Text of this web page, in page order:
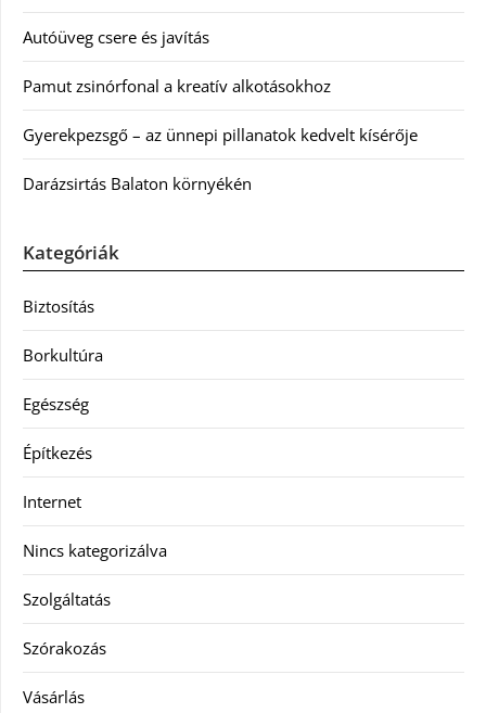
Autóüveg csere és javítás
Pamut zsinórfonal a kreatív alkotásokhoz
Gyerekpezsgő – az ünnepi pillanatok kedvelt kísérője
Darázsirtás Balaton környékén
Kategóriák
Biztosítás
Borkultúra
Egészség
Építkezés
Internet
Nincs kategorizálva
Szolgáltatás
Szórakozás
Vásárlás